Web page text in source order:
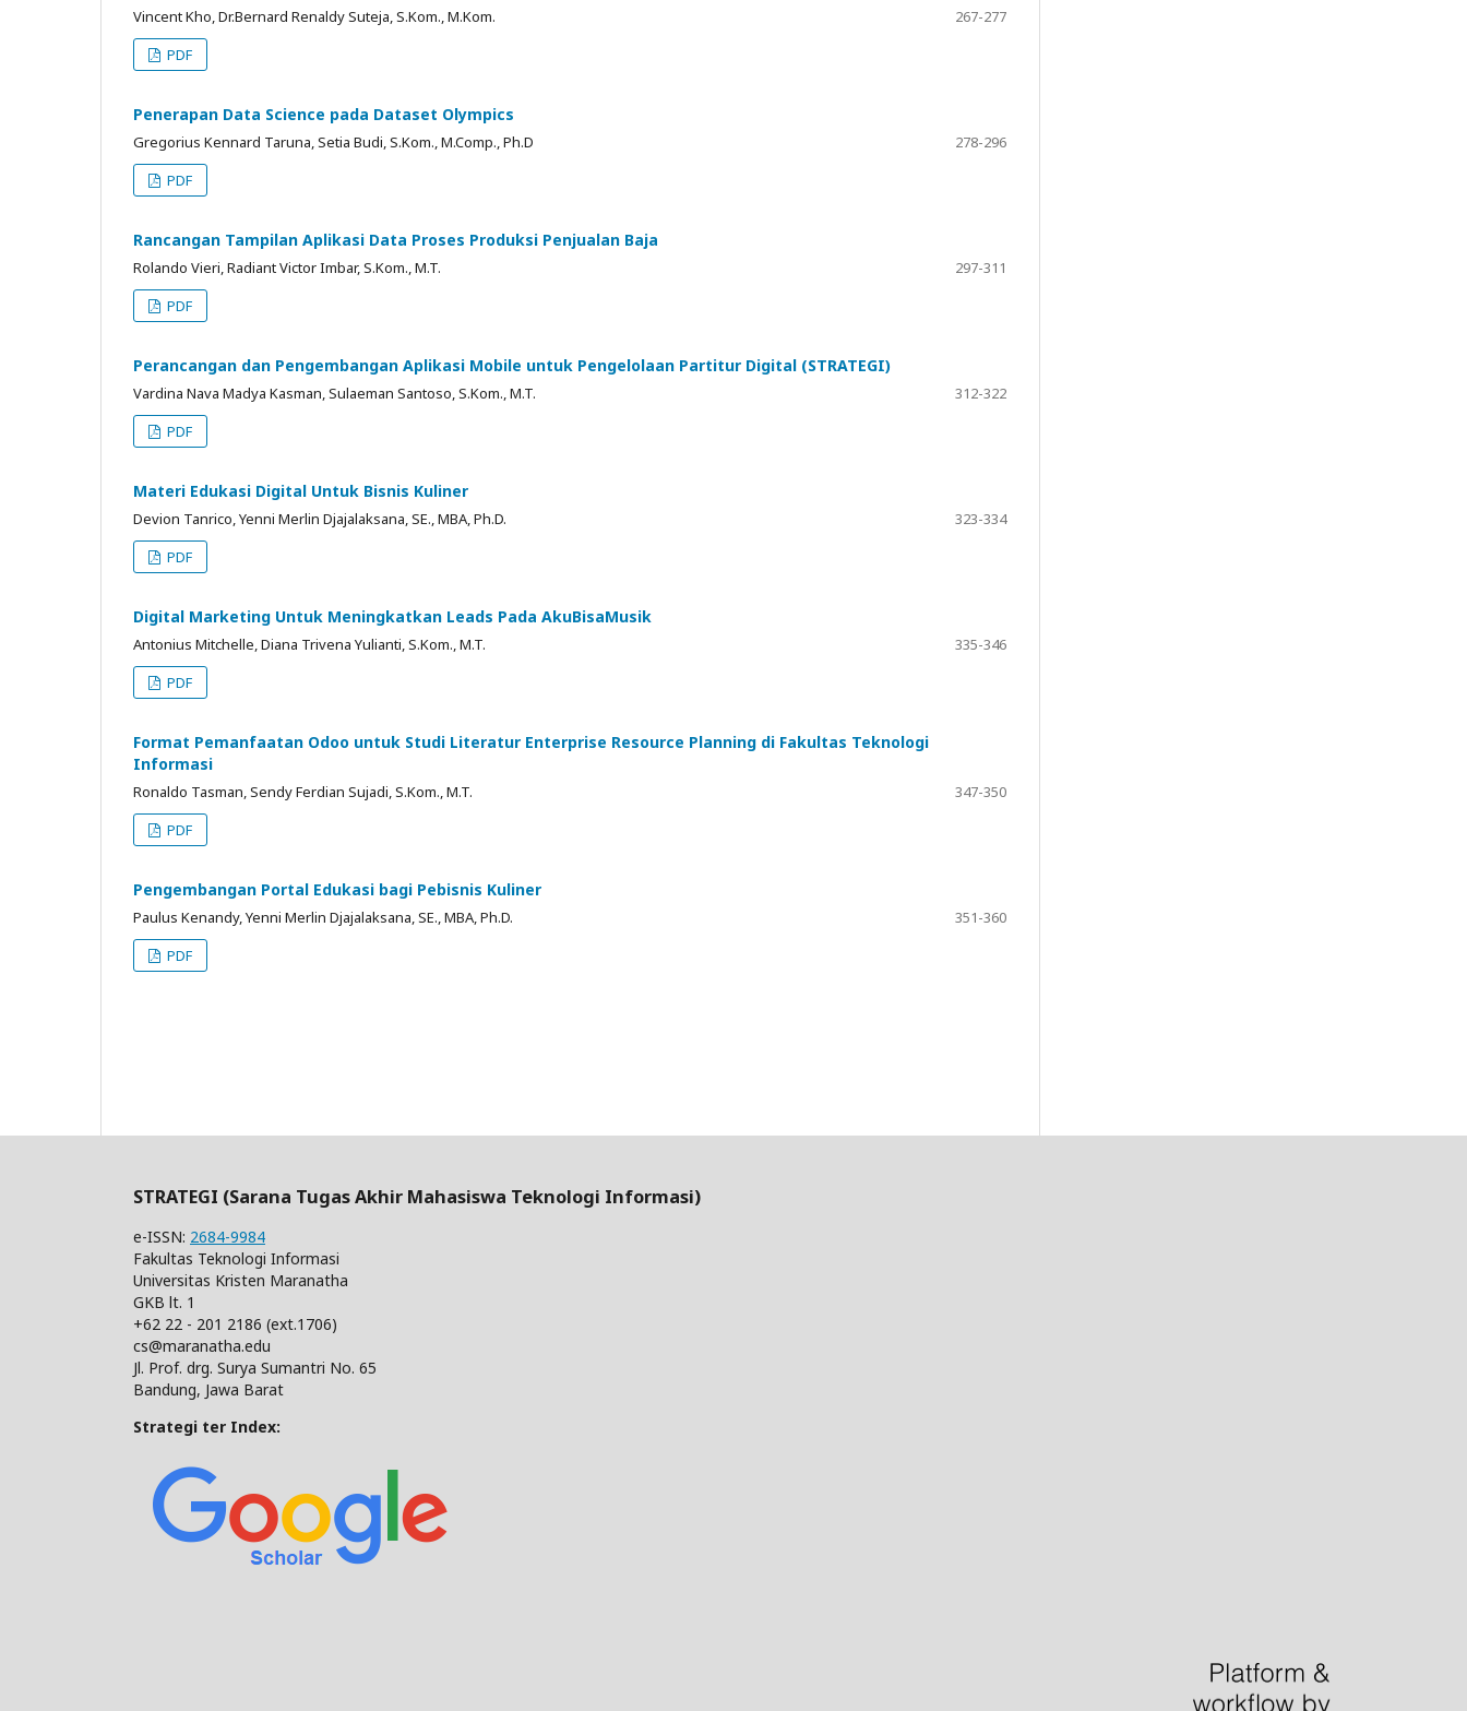
Vincent Kho, Dr.Bernard Renaldy Suteja, S.Kom., M.Kom.
267-277
PDF
Penerapan Data Science pada Dataset Olympics
Gregorius Kennard Taruna, Setia Budi, S.Kom., M.Comp., Ph.D
278-296
PDF
Rancangan Tampilan Aplikasi Data Proses Produksi Penjualan Baja
Rolando Vieri, Radiant Victor Imbar, S.Kom., M.T.
297-311
PDF
Perancangan dan Pengembangan Aplikasi Mobile untuk Pengelolaan Partitur Digital (STRATEGI)
Vardina Nava Madya Kasman, Sulaeman Santoso, S.Kom., M.T.
312-322
PDF
Materi Edukasi Digital Untuk Bisnis Kuliner
Devion Tanrico, Yenni Merlin Djajalaksana, SE., MBA, Ph.D.
323-334
PDF
Digital Marketing Untuk Meningkatkan Leads Pada AkuBisaMusik
Antonius Mitchelle, Diana Trivena Yulianti, S.Kom., M.T.
335-346
PDF
Format Pemanfaatan Odoo untuk Studi Literatur Enterprise Resource Planning di Fakultas Teknologi
Informasi
Ronaldo Tasman, Sendy Ferdian Sujadi, S.Kom., M.T.
347-350
PDF
Pengembangan Portal Edukasi bagi Pebisnis Kuliner
Paulus Kenandy, Yenni Merlin Djajalaksana, SE., MBA, Ph.D.
351-360
PDF
STRATEGI (Sarana Tugas Akhir Mahasiswa Teknologi Informasi)
e-ISSN: 2684-9984
Fakultas Teknologi Informasi
Universitas Kristen Maranatha
GKB lt. 1
+62 22 - 201 2186 (ext.1706)
cs@maranatha.edu
Jl. Prof. drg. Surya Sumantri No. 65
Bandung, Jawa Barat
Strategi ter Index: